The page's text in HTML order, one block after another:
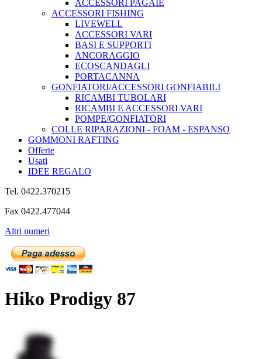
ACCESSORI PAGAIE
ACCESSORI FISHING
LIVEWELL
ACCESSORI VARI
BASI E SUPPORTI
ANCORAGGIO
ECOSCANDAGLI
PORTACANNA
GONFIATORI/ACCESSORI GONFIABILI
RICAMBI TUBOLARI
RICAMBI E ACCESSORI VARI
POMPE/GONFIATORI
COLLE RIPARAZIONI - FOAM - ESPANSO
GOMMONI RAFTING
Offerte
Usati
IDEE REGALO
Tel. 0422.370215
Fax 0422.477044
Altri numeri
Hiko Prodigy 87